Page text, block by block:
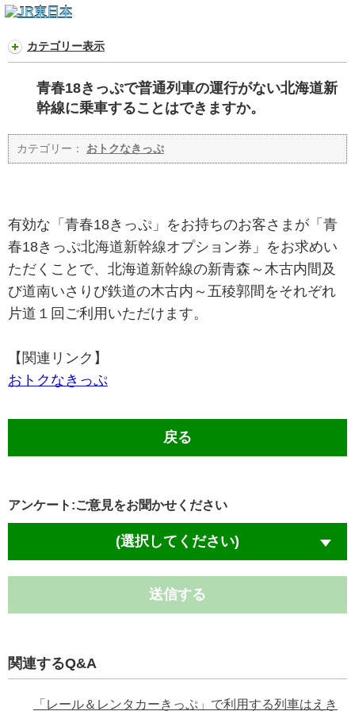
カテゴリー表示
青春18きっぷで普通列車の運行がない北海道新
幹線に乗車することはできますか。
カテゴリー： おトクなきっぷ
有効な「青春18きっぷ」をお持ちのお客さまが「青
春18きっぷ北海道新幹線オプション券」をお求めい
ただくことで、北海道新幹線の新青森～木古内間及
び道南いさりび鉄道の木古内～五稜郭間をそれぞれ
片道１回ご利用いただけます。
【関連リンク】
おトクなきっぷ
戻る
アンケート:ご意見をお聞かせください
(選択してください)
送信する
関連するQ&A
「レール＆レンタカーきっぷ」で利用する列車はえき